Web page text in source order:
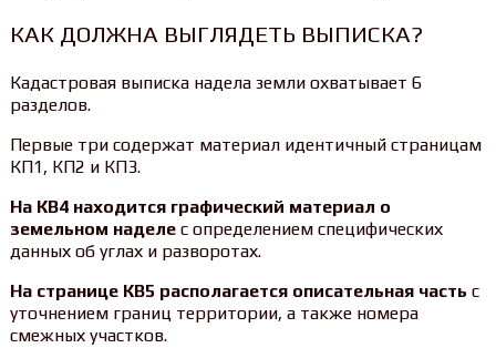
КАК ДОЛЖНА ВЫГЛЯДЕТЬ ВЫПИСКА?
Кадастровая выписка надела земли охватывает 6
разделов.
Первые три содержат материал идентичный страницам
КП1, КП2 и КП3.
На КВ4 находится графический материал о
земельном наделес определением специфических
данных об углах и разворотах.
На странице КВ5 располагается описательная часть с
уточнением границ территории, а также номера
смежных участков.